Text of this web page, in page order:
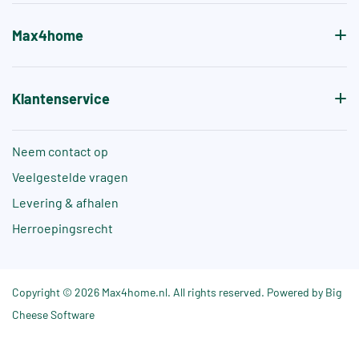
Max4home
Klantenservice
Neem contact op
Veelgestelde vragen
Levering & afhalen
Herroepingsrecht
Copyright © 2026 Max4home.nl. All rights reserved. Powered by Big
Cheese Software